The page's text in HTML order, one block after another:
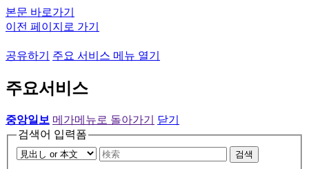
본문 바로가기
이전 페이지로 가기
공유하기 주요 서비스 메뉴 열기
주요서비스
중앙일보 메가메뉴로 돌아가기
닫기
검색어 입력폼
검색